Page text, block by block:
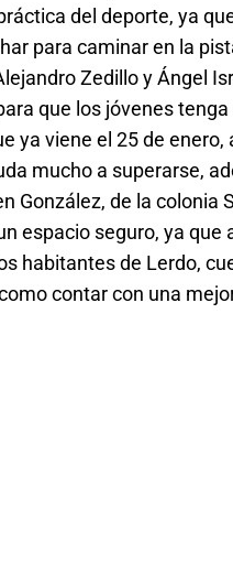
del deporte, ya
para caminar en la
Zedillo y Ángel
que los jóvenes
ya viene el 25 de
mucho a superarse,
González, de la colonia
espacio seguro, ya que
habitantes de Lerdo,
contar con una